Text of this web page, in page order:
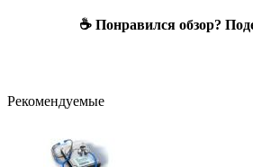
☕ Понравился обзор?
Рекомендуемые